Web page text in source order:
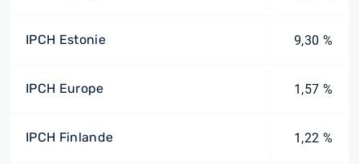
IPCH Estonie 9,30 %
IPCH Europe 1,57 %
IPCH Finlande 1,22 %